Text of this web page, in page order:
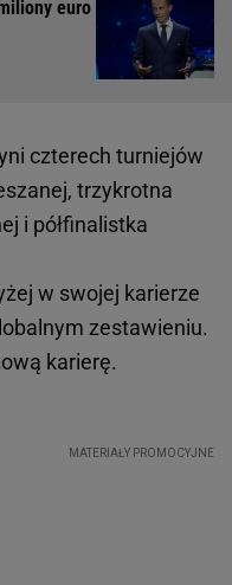
euro
czterech turniejów
trzykrotna
i półfinalistka
w swojej karierze
zestawieniu.
karierę.